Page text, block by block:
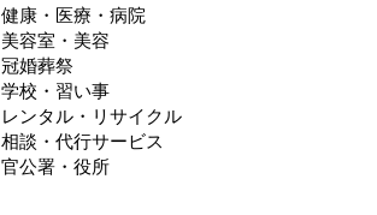
健康・医療・病院
美容室・美容
冠婚葬祭
学校・習い事
レンタル・リサイクル
相談・代行サービス
官公署・役所